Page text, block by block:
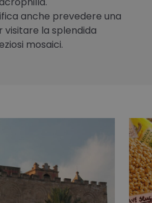
anche prevedere una
visitare la splendida
mosaici.